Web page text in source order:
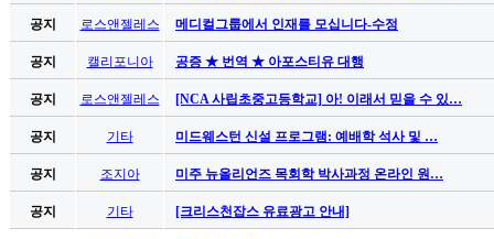
공지 로스앤젤레스 메디컬그룹에서 인재를 모십니다-수정
공지 캘리포니아 공증 ★ 번역 ★ 아포스티유 대행
공지 로스앤젤레스 [NCA 사립초중고등학교] 아! 이래서 믿을 수 있…
공지 기타 미드웨스턴 신설 프로그램: 예배학 석사 및 …
공지 조지아 미주 뉴올리언즈 목회학 박사과정 온라인 원…
공지 기타 [크리스천잡스 유료광고 안내]